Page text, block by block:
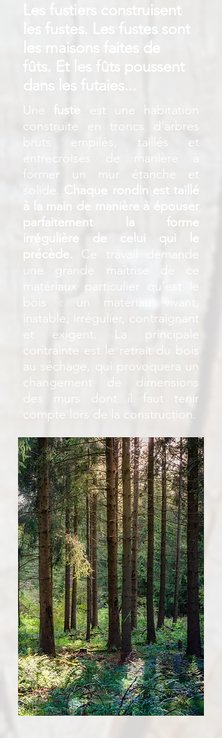
Les fustiers construisent
les fustes. Les fustes sont
les maisons faites de
fûts. Et les fûts poussent
dans les futaies...
Une fuste
est une habitation
construite en troncs d'arbres
bruts empilés, taillés et
entrecroisés de manière à
former un mur étanche et
solide.
Chaque rondin est taillé
à la main de manière à épouser
parfaitement la forme
irrégulière de celui qui le
précède. Ce travail demande
une grande maîtrise de ce
matériaux particulier qu'est le
bois : un matériau vivant,
instable, irrégulier, contraignant
et exigent. La principale
contrainte est le retrait du bois
au séchage, qui provoquera un
changement de dimensions
des murs dont il faut tenir
compte lors de la construction.